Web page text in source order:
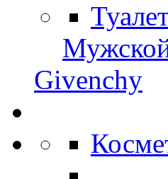
Givenchy